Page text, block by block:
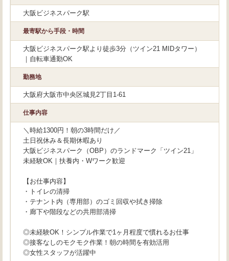
大阪ビジネスパーク駅
最寄駅から手段・時間
大阪ビジネスパーク駅より徒歩3分（ツイン21 MIDタワー）
｜自転車通勤OK
勤務地
大阪府大阪市中央区城見2丁目1-61
仕事内容
＼時給1300円！朝の3時間だけ／
土日祝休み＆長期休暇あり
大阪ビジネスパーク（OBP）のランドマーク「ツイン21」
未経験OK｜扶養内・Wワーク歓迎
【お仕事内容】
・トイレの清掃
・テナント内（専用部）のゴミ回収や拭き掃除
・廊下や階段などの共用部清掃
◎未経験OK！シンプル作業で1ヶ月程度で慣れるお仕事
◎接客なしのモクモク作業！朝の時間を有効活用
◎女性スタッフが活躍中